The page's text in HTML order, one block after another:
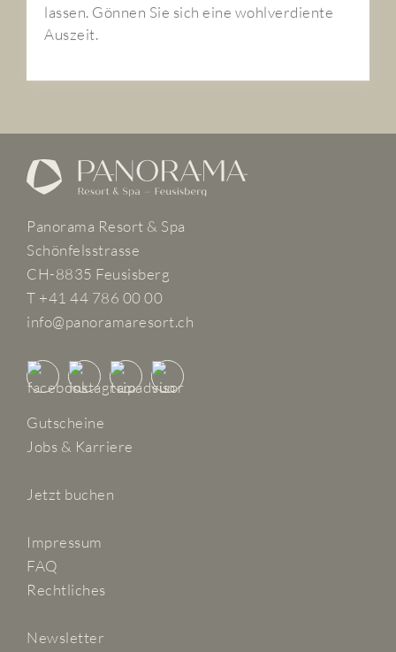
lassen. Gönnen Sie sich eine wohlverdiente
Auszeit.
Panorama Resort & Spa
Schönfelsstrasse
CH-8835 Feusisberg
T +41 44 786 00 00
info@panoramaresort.ch
Gutscheine
Jobs & Karriere
Jetzt buchen
Impressum
FAQ
Rechtliches
Newsletter